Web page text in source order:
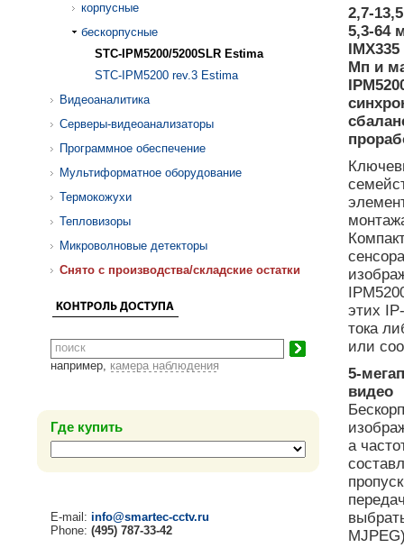
корпусные
бескорпусные
STC-IPM5200/5200SLR Estima
STC-IPM5200 rev.3 Estima
Видеоаналитика
Серверы-видеоанализаторы
Программное обеспечение
Мультиформатное оборудование
Термокожухи
Тепловизоры
Микроволновые детекторы
Cнято с производства/складские остатки
например, камера наблюдения
Где купить
E-mail: info@smartec-cctv.ru
Phone: (495) 787-33-42
2,7-
5,3-64
IMX
Мп и
этих
тока
или
5-
видео
а